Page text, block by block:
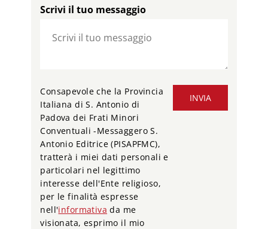
Scrivi il tuo messaggio
INVIA
Consapevole che la Provincia
Italiana di S. Antonio di
Padova dei Frati Minori
Conventuali -Messaggero S.
Antonio Editrice (PISAPFMC),
tratterà i miei dati personali e
particolari nel legittimo
interesse dell'Ente religioso,
per le finalità espresse
nell'informativa da me
visionata, esprimo il mio